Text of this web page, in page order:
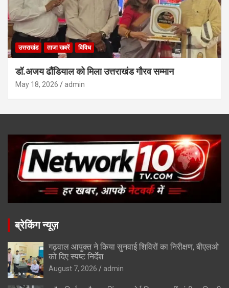
उत्तराखंड ताजा खबरें विविध
डॉ.अजय ढौंडियाल को मिला उत्तराखंड गौरव सम्मान
May 18, 2026 admin
ब्रेकिंग न्यूज़
गढ़वाल आयुक्त ने किया सुनवाई शिविरों का निरीक्षण, बीएलओ
को दिए स्पष्ट निर्देश
August 7, 2026 admin